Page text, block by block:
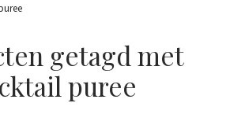
getagd met
puree